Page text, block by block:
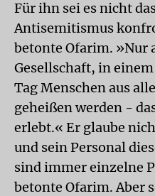
Für ihn sei es nicht
Antisemitismus
betonte Ofarim. »Nur
Gesellschaft, in
Tag Menschen aus
geheißen werden -
erlebt.« Er glaube
und sein Personal
sind immer einzelne
betonte Ofarim. Aber